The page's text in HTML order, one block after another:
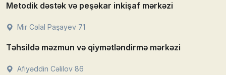
Metodik dəstək və peşəkar inkişaf mərkəzi
Mir Cəlal Paşayev 71
Təhsildə məzmun və qiymətləndirmə mərkəzi
Afiyəddin Cəlilov 86